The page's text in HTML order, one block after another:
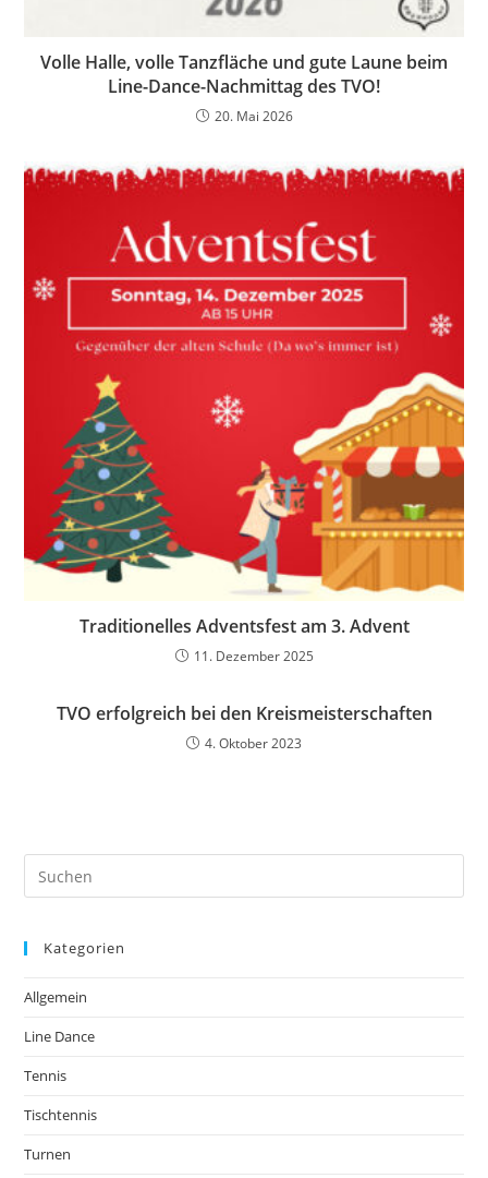
Volle Halle, volle Tanzfläche und gute Laune beim
Line-Dance-Nachmittag des TVO!
20. Mai 2026
Traditionelles Adventsfest am 3. Advent
11. Dezember 2025
TVO erfolgreich bei den Kreismeisterschaften
4. Oktober 2023
Kategorien
Allgemein
Line Dance
Tennis
Tischtennis
Turnen